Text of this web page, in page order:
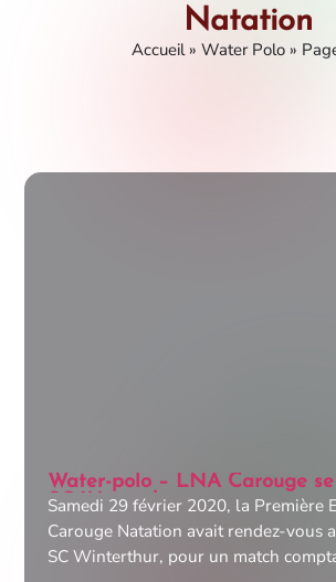
Natation
Accueil» Water Polo»
Water-polo – LNA Carouge
SC Winterthur
Samedi 29 février 2020, la Première
Carouge Natation avait rendez-vous
SC Winterthur, pour un match